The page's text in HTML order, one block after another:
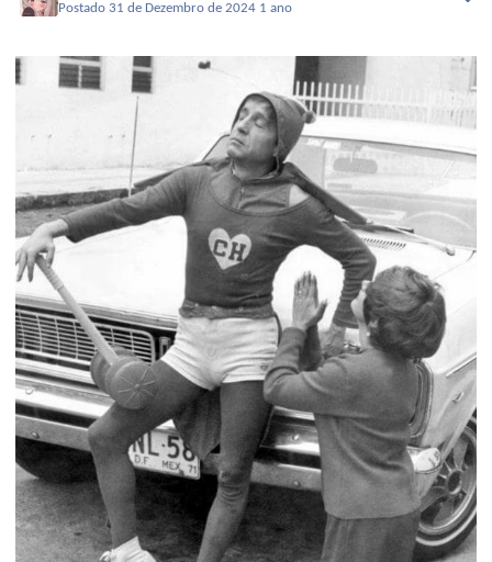
Postado 31 de Dezembro de 2024 1 ano